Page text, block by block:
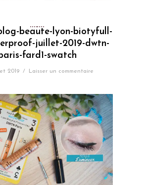
beaute-lyon-biotyfull-
juillet-2019-dwtn-
fard1-swatch
2019 / Laisser un commentaire